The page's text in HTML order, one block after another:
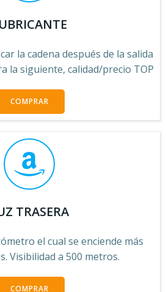
la cadena después de la salida
la siguiente, calidad/precio TOP
COMPRAR
TRASERA
el cual se enciende más
Visibilidad a 500 metros.
COMPRAR